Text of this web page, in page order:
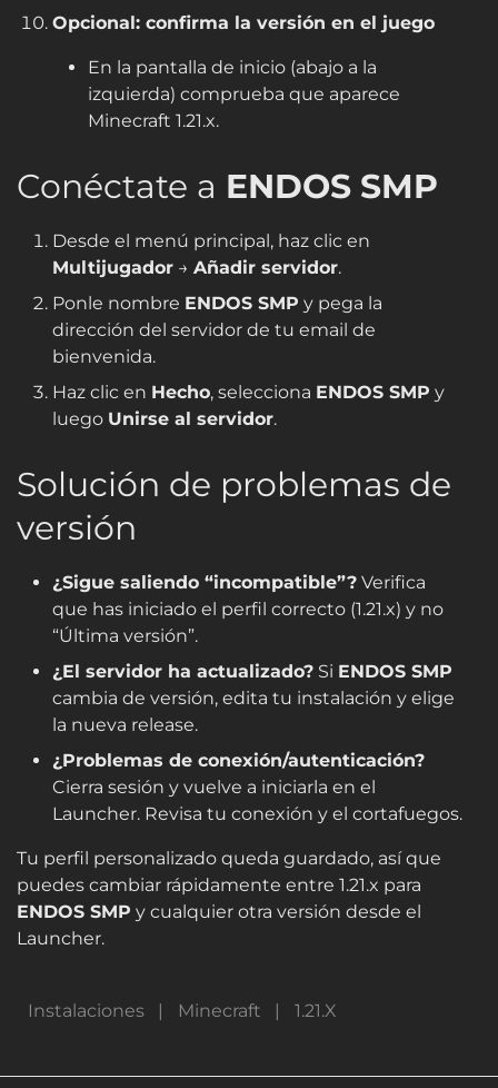
Opcional: confirma la versión en el juego
En la pantalla de inicio (abajo a la
izquierda) comprueba que aparece
Minecraft 1.21.x.
Conéctate a ENDOS SMP
Desde el menú principal, haz clic en
Multijugador → Añadir servidor.
Ponle nombre ENDOS SMP y pega la
dirección del servidor de tu email de
bienvenida.
Haz clic en Hecho, selecciona ENDOS SMP y
luego Unirse al servidor.
Solución de problemas de
versión
¿Sigue saliendo “incompatible”? Verifica
que has iniciado el perfil correcto (1.21.x) y no
“Última versión”.
¿El servidor ha actualizado? Si ENDOS SMP
cambia de versión, edita tu instalación y elige
la nueva release.
¿Problemas de conexión/autenticación?
Cierra sesión y vuelve a iniciarla en el
Launcher. Revisa tu conexión y el cortafuegos.
Tu perfil personalizado queda guardado, así que
puedes cambiar rápidamente entre 1.21.x para
ENDOS SMP y cualquier otra versión desde el
Launcher.
Instalaciones Minecraft 1.21.X